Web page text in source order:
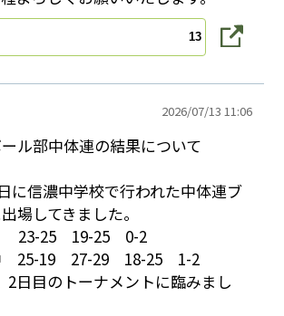
13
2026/07/13 11:06
ル部中体連の結果について
に信濃中学校で行われた中体連ブ
場してきました。
23-25 19-25 0-2
19 27-29 18-25 1-2
2日目のトーナメントに臨みまし